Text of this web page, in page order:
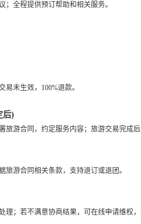
；全程提供预订帮助和相关服务。
未生效，100%退款。
后)
旅游合同，约定服务内容；旅游交易完成后
旅游合同相关条款，支持退订或退团。
理；若不满意协商结果，可在线申请维权